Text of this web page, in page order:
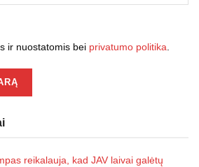
ir nuostatomis bei privatumo politika.
reikalauja, kad JAV laivai galėtų